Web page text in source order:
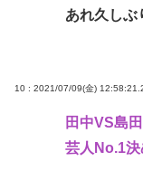
あれ久しぶ
10 : 2021/07/09(金)
田中VS島
芸人No.1